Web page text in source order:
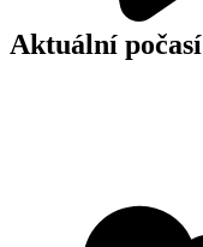
Aktuální počasí